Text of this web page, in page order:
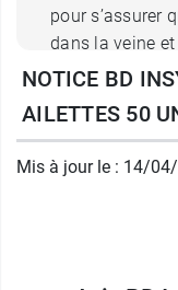
pour s’assurer
dans la veine
d’avancer le
poussoir à
matériel. Elles
NOTICE BD
AILETTES 50
Mis à jour le : 14/